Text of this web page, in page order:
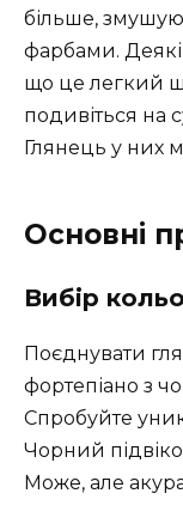
більше,
фарбами.
що це легкий
подивіться на
Глянець у них
Основні
Вибір
Поєднувати
фортепіано з
Спробуйте
Чорний
Може, але